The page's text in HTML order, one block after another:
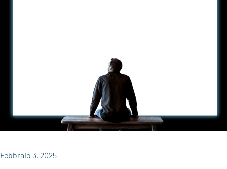
Febbraio 3, 2025